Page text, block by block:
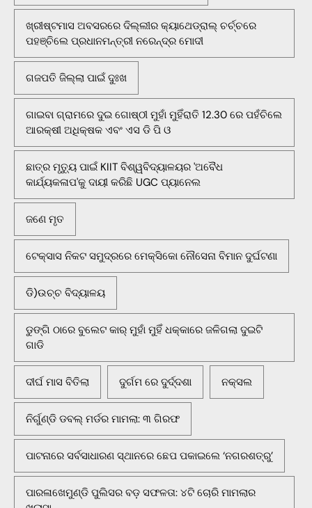
ଖ୍ରୀଷ୍ଟମାସ ଅବସରରେ ଦିଲ୍ଲୀର କ୍ୟାଥେଡ୍ରାଲ୍ ଚର୍ଚ୍ଚରେ
ପହଞ୍ଚିଲେ ପ୍ରଧାନମନ୍ତ୍ରୀ ନରେନ୍ଦ୍ର ମୋଦୀ
ଗଜପତି ଜିଲ୍ଲା ପାଇଁ ଦୁଃଖ
ଗାଇବା ଗ୍ରାମରେ ଦୁଇ ଗୋଷ୍ଠୀ ମୁହାଁ ମୁହିଁରାତି 12.30 ରେ ପହଁଚିଲେ
ଆରକ୍ଷୀ ଅଧିକ୍ଷକ ଏବଂ ଏସ ଡି ପି ଓ
ଛାତ୍ର ମୃତ୍ୟୁ ପାଇଁ KIIT ବିଶ୍ୱବିଦ୍ୟାଳୟର 'ଅବୈଧ
କାର୍ଯ୍ୟକଳାପ'କୁ ଦାୟୀ କରିଛି UGC ପ୍ୟାନେଲ
ଜଣେ ମୃତ
ଟେକ୍ସାସ ନିକଟ ସମୁଦ୍ରରେ ମେକ୍ସିକୋ ନୌସେନା ବିମାନ ଦୁର୍ଘଟଣା
ଡି)ଉଚ୍ଚ ବିଦ୍ୟାଳୟ
ଡୁଙ୍ଗି ଠାରେ ବୁଲେଟ କାର୍ ମୁହାଁ ମୁହିଁ ଧକ୍କାରେ ଜଳିଗଲା ଦୁଇଟି
ଗାଡି
ଦୀର୍ଘ ମାସ ବିତିଲା ଦୁର୍ଗମ ରେ ଦୁର୍ଦ୍ଦଶା ନକ୍ସଲ
ନିର୍ଗୁଣ୍ଡି ଡବଲ୍ ମର୍ଡର ମାମଲା: ୩ ଗିରଫ
ପାଟନାରେ ସର୍ବସାଧାରଣ ସ୍ଥାନରେ ଛେପ ପକାଇଲେ ‘ନଗରଶତ୍ରୁ’
ପାରଳାଖେମୁଣ୍ଡି ପୁଲିସର ବଡ଼ ସଫଳତା: ୪ଟି ଚୋରି ମାମଲାର